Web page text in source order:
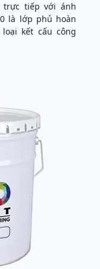
trực tiếp với ánh
là lớp phủ hoàn
kết cấu công